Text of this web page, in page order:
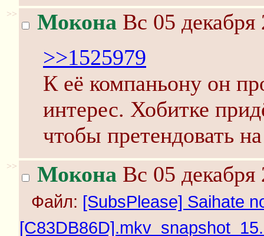
>> Мокона Вс 05
>>1525979
К её компаньону он
интерес. Хобитке
чтобы претендовать
>> Мокона Вс 05
Файл: [SubsPlease] Saihate